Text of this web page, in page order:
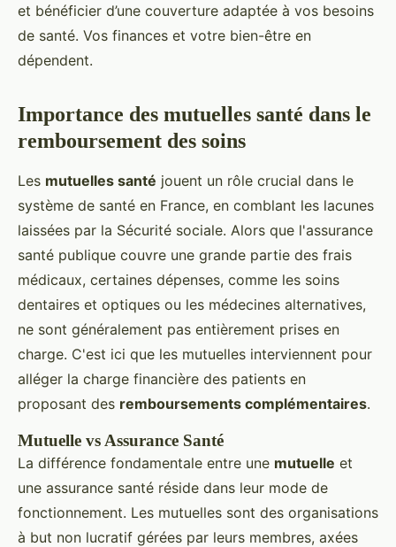
et bénéficier d’une couverture adaptée à vos besoins
de santé. Vos finances et votre bien-être en
dépendent.
Importance des mutuelles santé dans le
remboursement des soins
Les mutuelles santé jouent un rôle crucial dans le
système de santé en France, en comblant les lacunes
laissées par la Sécurité sociale. Alors que l'assurance
santé publique couvre une grande partie des frais
médicaux, certaines dépenses, comme les soins
dentaires et optiques ou les médecines alternatives,
ne sont généralement pas entièrement prises en
charge. C'est ici que les mutuelles interviennent pour
alléger la charge financière des patients en
proposant des remboursements complémentaires.
Mutuelle vs Assurance Santé
La différence fondamentale entre une mutuelle et
une assurance santé réside dans leur mode de
fonctionnement. Les mutuelles sont des organisations
à but non lucratif gérées par leurs membres, axées